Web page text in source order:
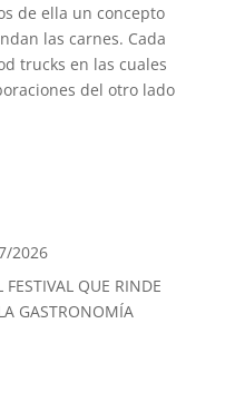
de ella un concepto
las carnes. Cada
trucks en las cuales
del otro lado
2026
FESTIVAL QUE RINDE
GASTRONOMÍA